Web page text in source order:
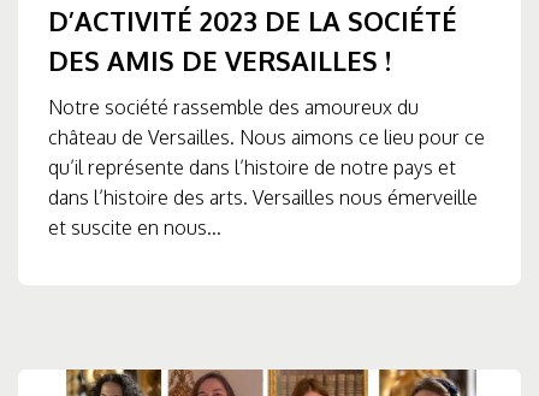
D’ACTIVITÉ 2023 DE LA SOCIÉTÉ
DES AMIS DE VERSAILLES !
Notre société rassemble des amoureux du
château de Versailles. Nous aimons ce lieu pour ce
qu’il représente dans l’histoire de notre pays et
dans l’histoire des arts. Versailles nous émerveille
et suscite en nous...